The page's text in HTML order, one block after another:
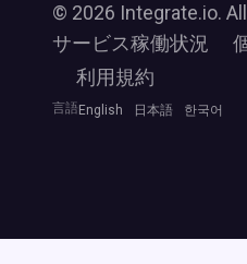
© 2026 Integrate.io.
サービス稼働状況
利用規約
言語 English 日本語 한국어